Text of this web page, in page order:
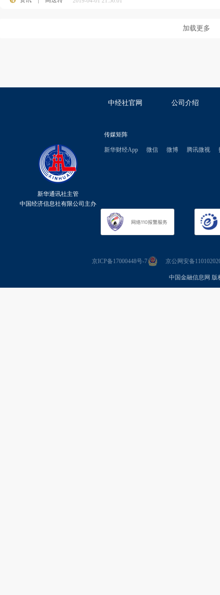
加载更多
中经社官网 公司介绍
新华通讯社主管
中国经济信息社有限公司主办
传媒矩阵
新华财经App 微信 微博 腾讯微视
京ICP备17000448号-7 京公网安备
中国金融信息网 版